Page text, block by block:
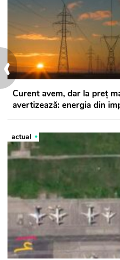
‹
Curent avem, dar la preț
avertizează: energia din
actual